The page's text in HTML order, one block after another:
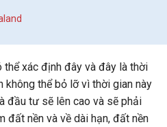
xác định đây và đây là thời
không thể bỏ lỡ vì thời gian này
đầu tư sẽ lên cao và sẽ phải
đất nền và về dài hạn, đất nền